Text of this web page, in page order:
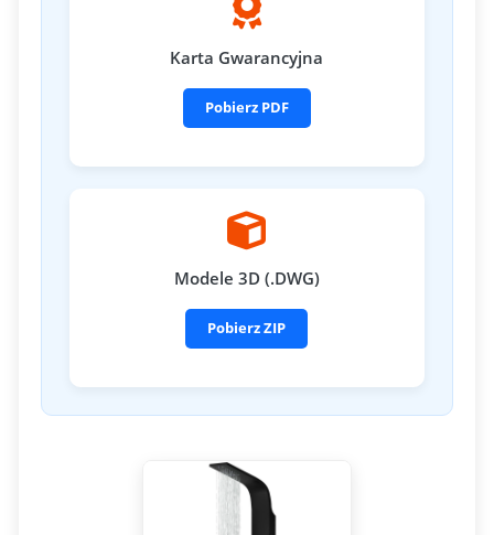
Karta Gwarancyjna
Pobierz PDF
Modele 3D (.DWG)
Pobierz ZIP